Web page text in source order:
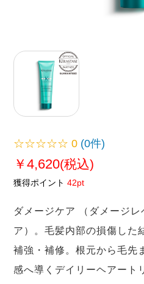
☆☆☆☆☆0 (0件)
￥4,620(税込)
獲得ポイント 42pt
ダメージケア （ダメージ
ア）。毛髪内部の損傷した
補強・補修。根元から毛先
感へ導くデイリーヘアー